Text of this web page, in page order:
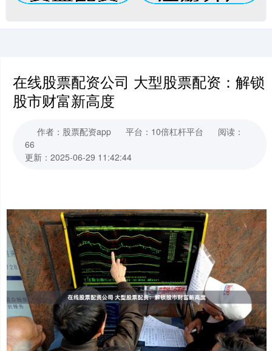
在线股票配资公司 大型股票配资：解锁
股市财富新高度
作者：股票配资app 平台：10倍杠杆平台
阅读：
66
更新：2025-06-29 11:42:44